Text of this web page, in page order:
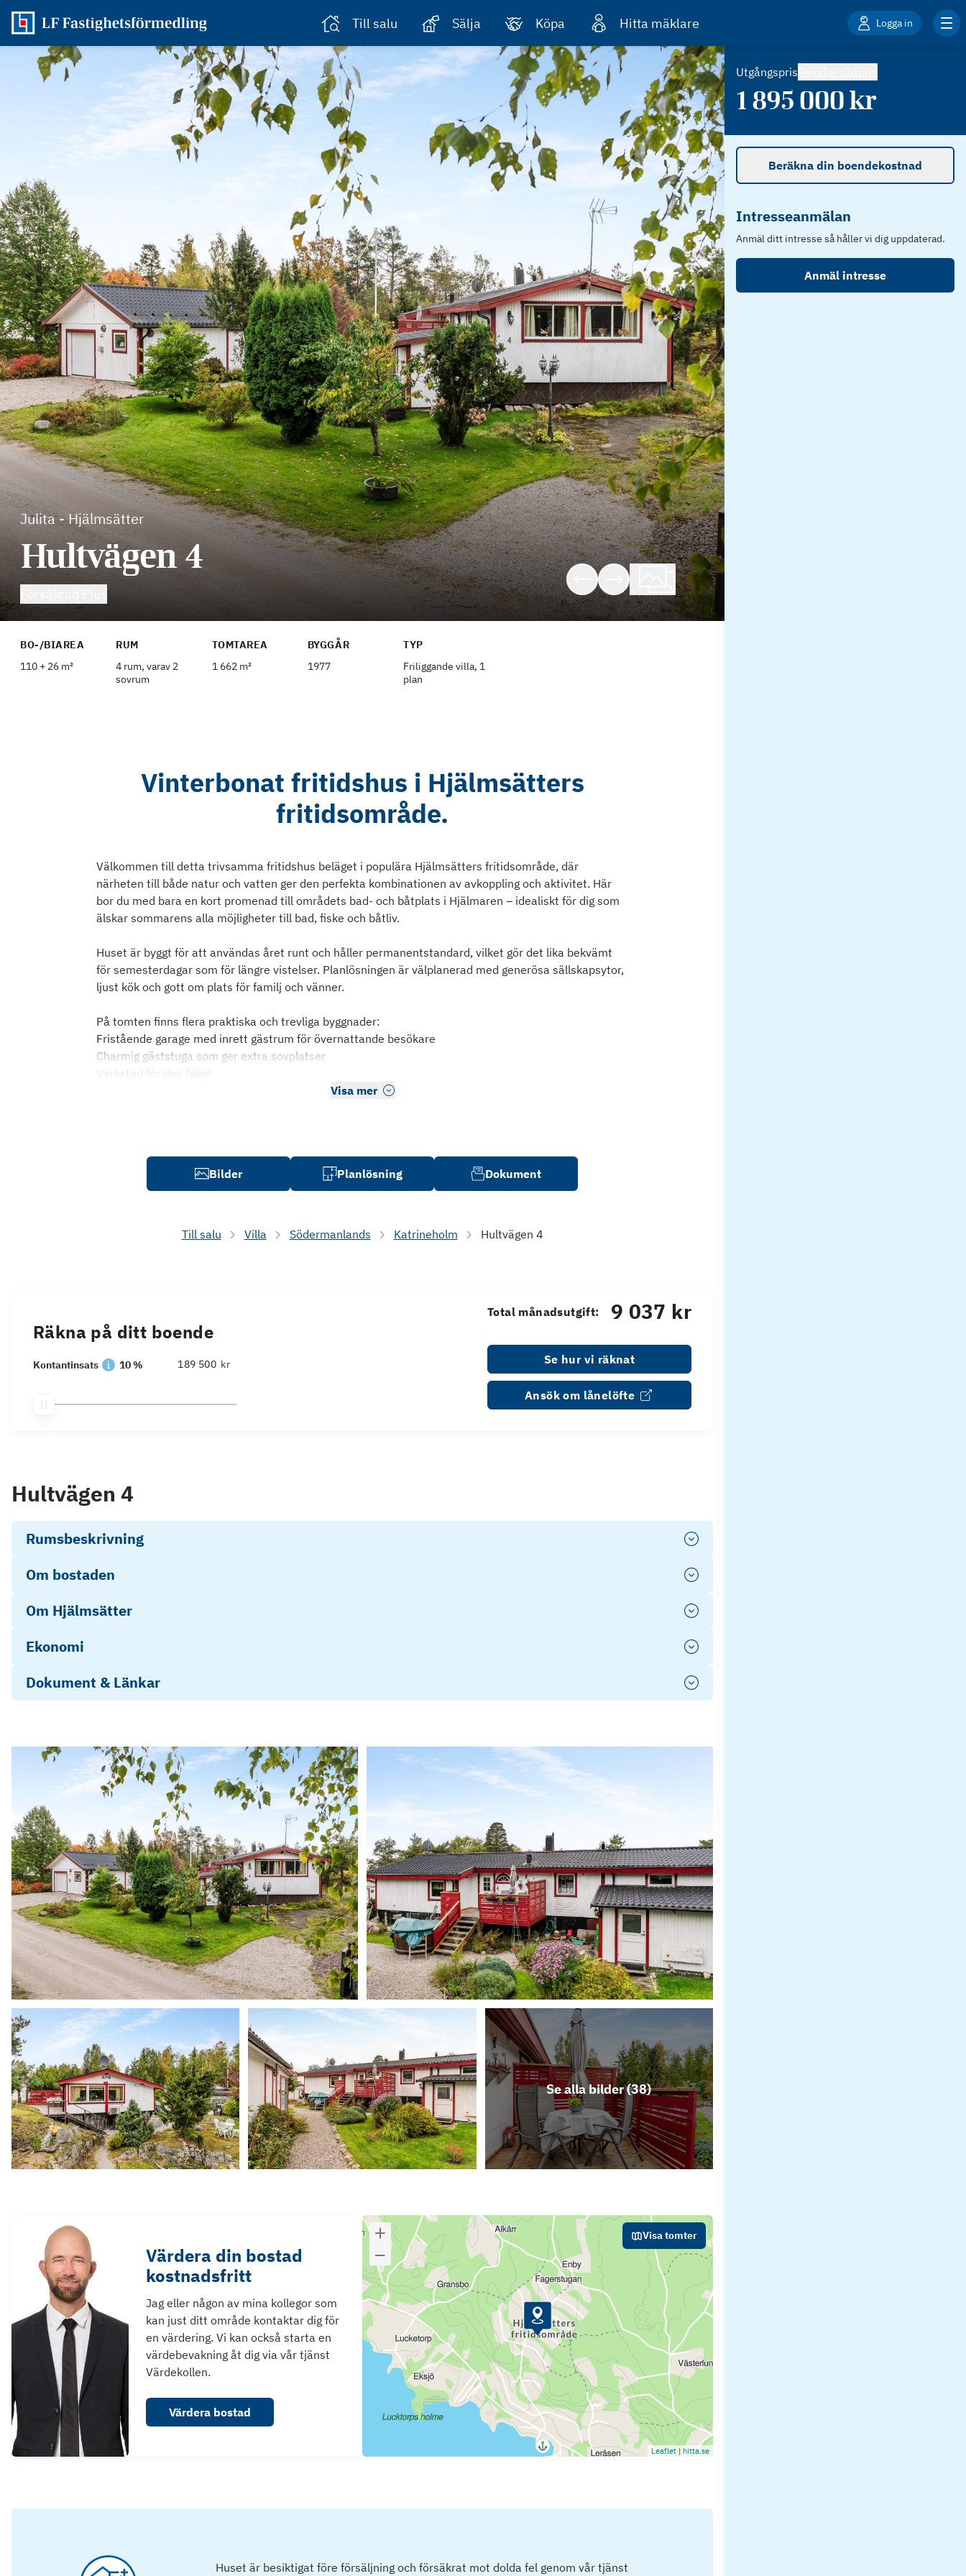
Till salu Sälja Köpa Hitta mäklare Logga in
Utgångspris
1 895 000kr
Beräkna din boendekostnad
Intresseanmälan
Anmäl ditt intresse så håller vi dig uppdaterad.
Anmäl intresse
Julita-Hjälmsätter
Hultvägen 4
BO-/BIAREA
110 + 26 m²
RUM
4 rum, varav 2
sovrum
TOMTAREA
1 662 m²
BYGGÅR
1977
TYP
Friliggande villa, 1
plan
Vinterbonat fritidshus i Hjälmsätters
fritidsområde.
Välkommen till detta trivsamma fritidshus beläget i populära Hjälmsätters fritidsområde, där
närheten till både natur och vatten ger den perfekta kombinationen av avkoppling och aktivitet. Här
bor du med bara en kort promenad till områdets bad- och båtplats i Hjälmaren – idealiskt för dig som
älskar sommarens alla möjligheter till bad, fiske och båtliv.
Huset är byggt för att användas året runt och håller permanentstandard, vilket gör det lika bekvämt
för semesterdagar som för längre vistelser. Planlösningen är välplanerad med generösa sällskapsytor,
ljust kök och gott om plats för familj och vänner.
På tomten finns flera praktiska och trevliga byggnader:
Fristående garage med inrett gästrum för övernattande besökare
Charmig gäststuga som ger extra sovplatser
Verkstad för den händ
Visa mer
Bilder Planlösning Dokument
Till salu Villa Södermanlands Katrineholm Hultvägen 4
Räkna på ditt boende
Kontantinsats 10 % kr
Total månadsutgift: 9 037 kr
Se hur vi räknat
Ansök om lånelöfte
Hultvägen 4
Rumsbeskrivning
Om bostaden
Om Hjälmsätter
Ekonomi
Dokument & Länkar
Objektsbeskrivning
Se alla bilder (38)
Värdera din bostad
kostnadsfritt
Jag eller någon av mina kollegor som
kan just ditt område kontaktar dig för
en värdering. Vi kan också starta en
värdebevakning åt dig via vår tjänst
Värdekollen.
Värdera bostad
Leaflet | hitta.se
Visa tomter
Huset är besiktigat före försäljning och försäkrat mot dolda fel genom vår tjänst